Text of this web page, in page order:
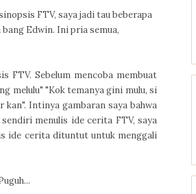
FTV, saya jadi tau beberapa
Edwin. Ini pria semua,
FTV. Sebelum mencoba membuat
melulu" "Kok temanya gini mulu, si
Intinya gambaran saya bahwa
menulis ide cerita FTV, saya
ide cerita dituntut untuk menggali